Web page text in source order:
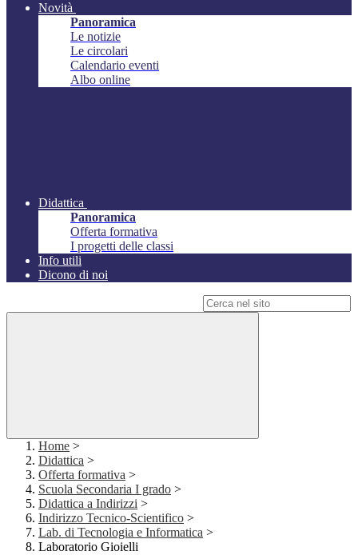
Novità
Panoramica
Le notizie
Le circolari
Calendario eventi
Albo online
Didattica
Panoramica
Offerta formativa
I progetti delle classi
Info utili
Dicono di noi
Home >
Didattica >
Offerta formativa >
Scuola Secondaria I grado >
Didattica a Indirizzi >
Indirizzo Tecnico-Scientifico >
Lab. di Tecnologia e Informatica >
Laboratorio Gioielli